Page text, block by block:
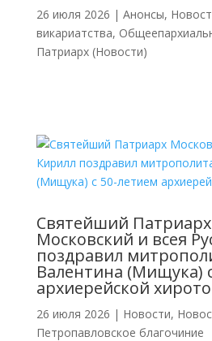
26 июля 2026 | Анонсы,
викариатства,
Патриарх (Новости)
Святейший Патриарх
Московский и всея
поздравил
Валентина (Мищука)
архиерейской
26 июля 2026 | Новости,
Петропавловское благочиние